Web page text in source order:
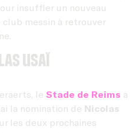
insuffler un nouveau
messin à retrouver
Usaï
le Stade de Reims a
la nomination de Nicolas
les deux prochaines